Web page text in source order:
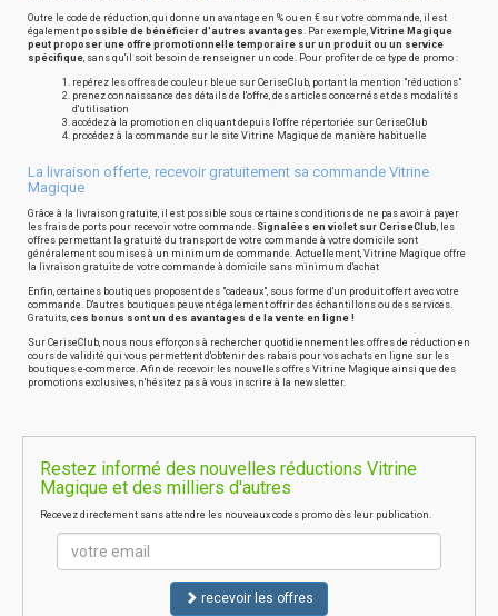
Outre le code de réduction, qui donne un avantage en % ou en € sur votre commande, il est
également possible de bénéficier d'autres avantages. Par exemple, Vitrine Magique
peut proposer une offre promotionnelle temporaire sur un produit ou un service
spécifique, sans qu'il soit besoin de renseigner un code. Pour profiter de ce type de promo :
repérez les offres de couleur bleue sur CeriseClub, portant la mention "réductions"
prenez connaissance des détails de l'offre, des articles concernés et des modalités
d'utilisation
accédez à la promotion en cliquant depuis l'offre répertoriée sur CeriseClub
procédez à la commande sur le site Vitrine Magique de manière habituelle
La livraison offerte, recevoir gratuitement sa commande Vitrine
Magique
Grâce à la livraison gratuite, il est possible sous certaines conditions de ne pas avoir à payer
les frais de ports pour recevoir votre commande. Signalées en violet sur CeriseClub, les
offres permettant la gratuité du transport de votre commande à votre domicile sont
généralement soumises à un minimum de commande. Actuellement, Vitrine Magique offre
la livraison gratuite de votre commande à domicile sans minimum d'achat
Enfin, certaines boutiques proposent des "cadeaux", sous forme d'un produit offert avec votre
commande. D'autres boutiques peuvent également offrir des échantillons ou des services.
Gratuits, ces bonus sont un des avantages de la vente en ligne !
Sur CeriseClub, nous nous efforçons à rechercher quotidiennement les offres de réduction en
cours de validité qui vous permettent d'obtenir des rabais pour vos achats en ligne sur les
boutiques e-commerce. Afin de recevoir les nouvelles offres Vitrine Magique ainsi que des
promotions exclusives, n'hésitez pas à vous inscrire à la newsletter.
Restez informé des nouvelles réductions Vitrine
Magique et des milliers d'autres
Recevez directement sans attendre les nouveaux codes promo dès leur publication.
recevoir les offres